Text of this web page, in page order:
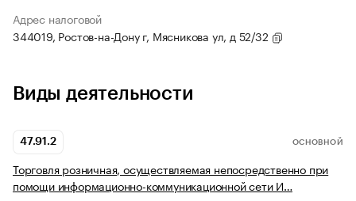
Адрес налоговой
344019, Ростов-на-Дону г, Мясникова ул, д 52/32
Виды деятельности
47.91.2 ОСНОВНОЙ
Торговля розничная, осуществляемая непосредственно при
помощи информационно-коммуникационной сети И…